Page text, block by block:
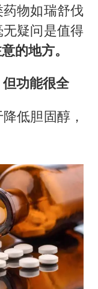
物如瑞舒伐
疑问是值得
的地方。
功能很全
低胆固醇，